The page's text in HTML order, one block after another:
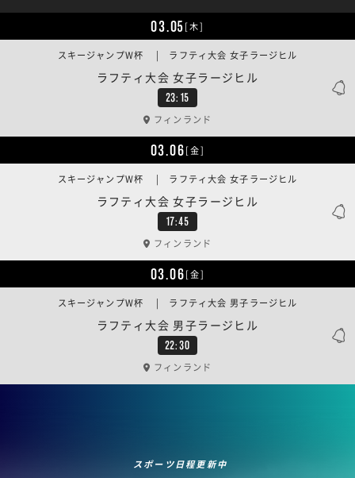
03.05[木]
23:15
ラフティ大会 女子ラージヒル
スキージャンプW杯 | ラフティ大会 女子ラージヒル
フィンランド
03.06[金]
17:45
ラフティ大会 女子ラージヒル
スキージャンプW杯 | ラフティ大会 女子ラージヒル
フィンランド
03.06[金]
22:30
ラフティ大会 男子ラージヒル
スキージャンプW杯 | ラフティ大会 男子ラージヒル
フィンランド
スポーツ日程更新中